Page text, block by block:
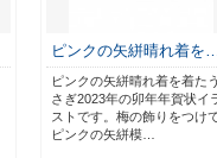
ピンクの矢絣晴れ着を…
ピンクの矢絣晴れ着を着たう
さぎ2023年の卯年年賀状イ
ストです。梅の飾りをつけ
ピンクの矢絣模…